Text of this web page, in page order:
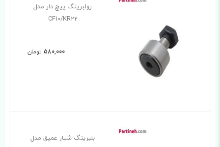
رولبرینگ پیچ دار مدل
CF10/KR22
580,000 تومان
بلبرینگ شیار عمیق مدل